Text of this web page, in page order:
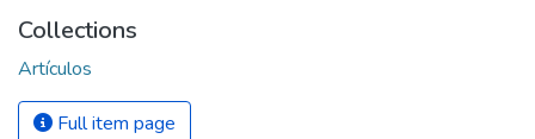
Collections
Artículos
Full item page